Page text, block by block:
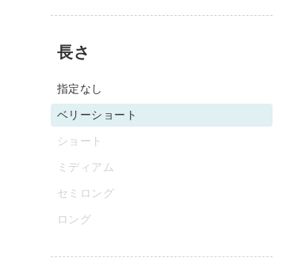
長さ
指定なし
ベリーショート
ショート
ミディアム
セミロング
ロング